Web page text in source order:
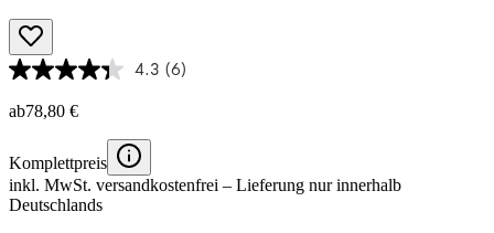
4.3 (6)
ab78,80 €
Komplettpreis
inkl. MwSt. versandkostenfrei – Lieferung nur innerhalb
Deutschlands